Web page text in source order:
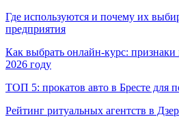
Где используются и почему их
предприятия
Как выбрать онлайн-курс: признаки
2026 году
ТОП 5: прокатов авто в Бресте для
Рейтинг ритуальных агентств в